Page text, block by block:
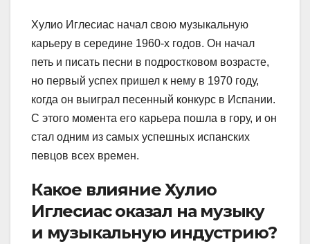
Хулио Иглесиас начал свою музыкальную
карьеру в середине 1960-х годов. Он начал
петь и писать песни в подростковом возрасте,
но первый успех пришел к нему в 1970 году,
когда он выиграл песенный конкурс в Испании.
С этого момента его карьера пошла в гору, и он
стал одним из самых успешных испанских
певцов всех времен.
Какое влияние Хулио
Иглесиас оказал на музыку
и музыкальную индустрию?